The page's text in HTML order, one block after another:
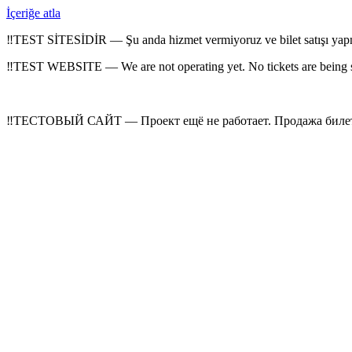
İçeriğe atla
‼TEST SİTESİDİR — Şu anda hizmet vermiyoruz ve bilet satışı
‼TEST WEBSITE — We are not operating yet. No tickets are being
‼ТЕСТОВЫЙ САЙТ — Проект ещё не работает. Продажа